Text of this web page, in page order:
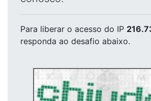
Para liberar o acesso do IP
responda ao desafio abaixo.